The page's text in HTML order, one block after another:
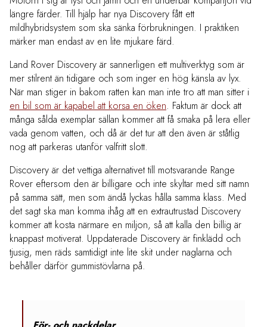
längre färder. Till hjälp har nya Discovery fått ett
mildhybridsystem som ska sänka förbrukningen. I praktiken
märker man endast av en lite mjukare färd.
Land Rover Discovery är sannerligen ett multiverktyg som är
mer stilrent än tidigare och som inger en hög känsla av lyx.
När man stiger in bakom ratten kan man inte tro att man sitter i
en bil som är kapabel att korsa en öken. Faktum är dock att
många sålda exemplar sällan kommer att få smaka på lera eller
vada genom vatten, och då är det tur att den även är ståtlig
nog att parkeras utanför valfritt slott.
Discovery är det vettiga alternativet till motsvarande Range
Rover eftersom den är billigare och inte skyltar med sitt namn
på samma sätt, men som ändå lyckas hålla samma klass. Med
det sagt ska man komma ihåg att en extrautrustad Discovery
kommer att kosta närmare en miljon, så att kalla den billig är
knappast motiverat. Uppdaterade Discovery är finklädd och
tjusig, men räds samtidigt inte lite skit under naglarna och
behåller därför gummistövlarna på.